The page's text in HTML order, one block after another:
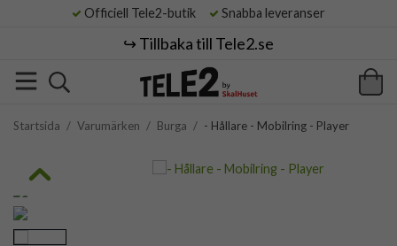
Officiell Tele2-butik Snabba leveranser
↪️ Tillbaka till Tele2.se
Startsida / Varumärken / Burga / - Hållare - Mobilring - Player